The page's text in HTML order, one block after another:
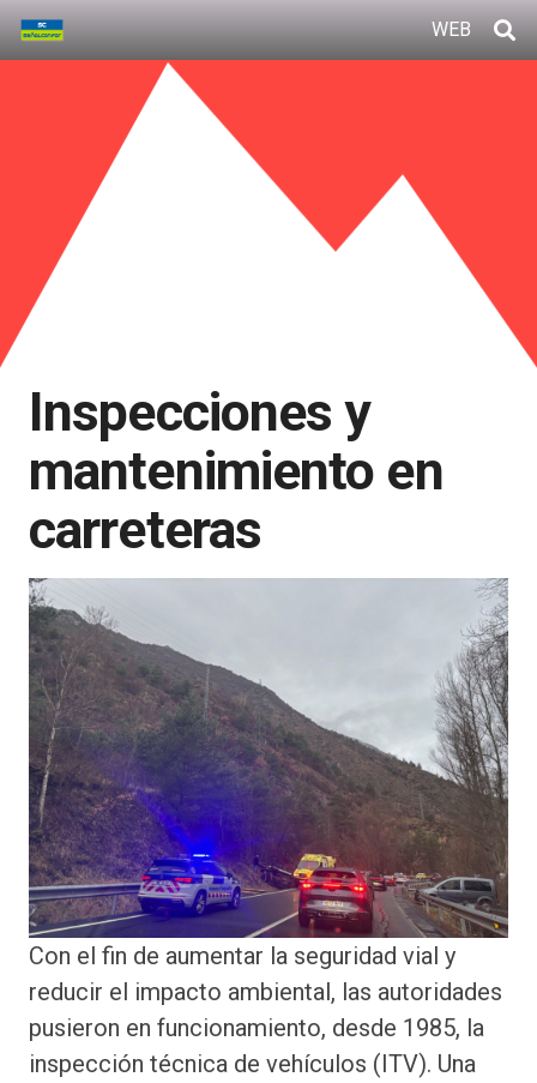
WEB
Inspecciones y
mantenimiento en
carreteras
Con el fin de aumentar la seguridad vial y
reducir el impacto ambiental, las autoridades
pusieron en funcionamiento, desde 1985, la
inspección técnica de vehículos (ITV). Una